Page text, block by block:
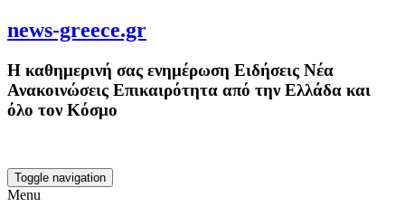
news-greece.gr
Η καθημερινή σας ενημέρωση Ειδήσεις Νέα
Ανακοινώσεις Επικαιρότητα από την Ελλάδα και
όλο τον Κόσμο
Toggle navigation
Menu